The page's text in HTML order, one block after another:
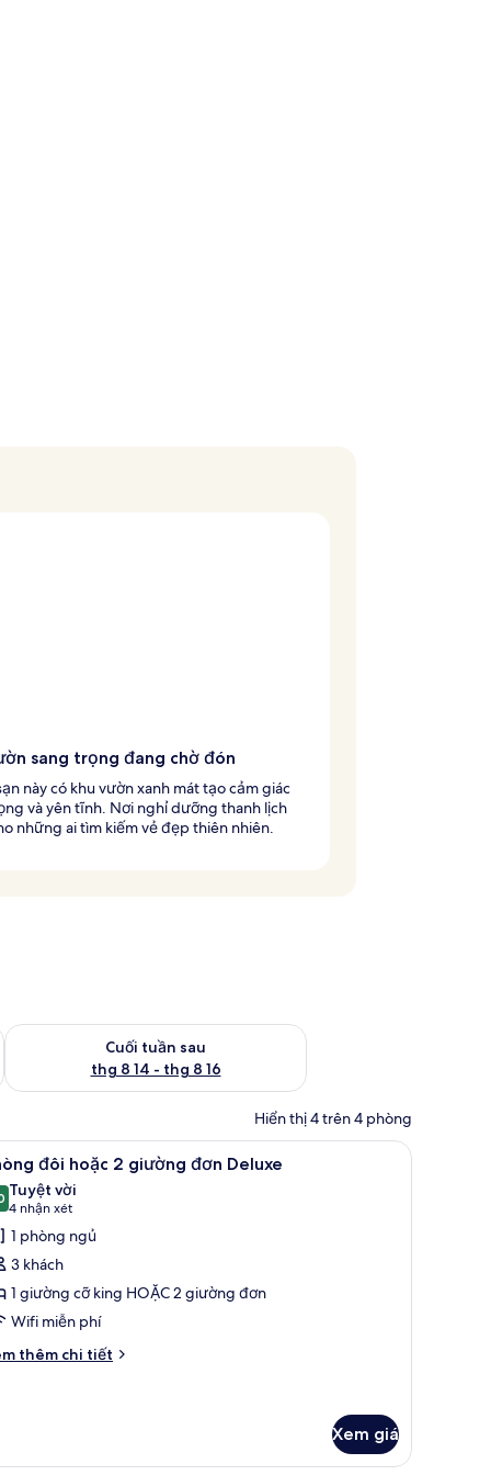
sang trọng đang chờ đón
này có khu vườn xanh mát tạo cảm giác
và yên tĩnh. Nơi nghỉ dưỡng thanh lịch
những ai tìm kiếm vẻ đẹp thiên nhiên.
thg 8 7 - thg 8 9
Cuối tuần sau
thg 8 14 - thg 8 16
Kiểm tra lượng phòng cuối tuần tới từ thg 8 14 - thg 8 16
Hiển thị 4 trên 4 phòng
| Minibar, két bảo mật tại phòng, màn/rèm cản sáng
Phòng đôi hoặc 2 giường đơn Deluxe |
17 đôi hoặc 2 giường đơn Deluxe
trên 10
Tuyệt vời
4 nhận xét
(4
nhận
xét)
1 phòng ngủ
3 khách
1 giường cỡ king HOẶC 2 giường đơn
Wifi miễn phí
thêm chi tiết
Xem giá